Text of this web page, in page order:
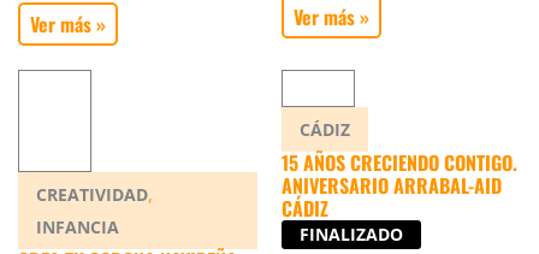
Ver más » Ver más »
CREATIVIDAD,
INFANCIA
CÁDIZ
15 AÑOS CRECIENDO CONTIGO.
ANIVERSARIO ARRABAL-AID
CÁDIZ
FINALIZADO